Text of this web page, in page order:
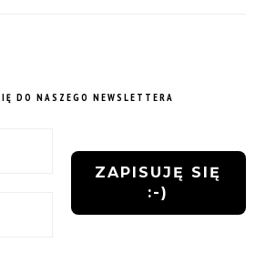
DO NASZEGO NEWSLETTERA